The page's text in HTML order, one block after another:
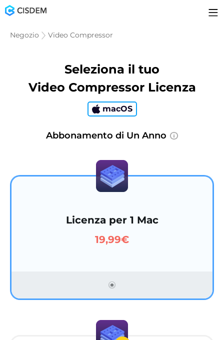
Negozio Video Compressor
Seleziona il tuo
Video Compressor Licenza
macOS
Abbonamento di Un Anno
Licenza per 1 Mac
19,99€